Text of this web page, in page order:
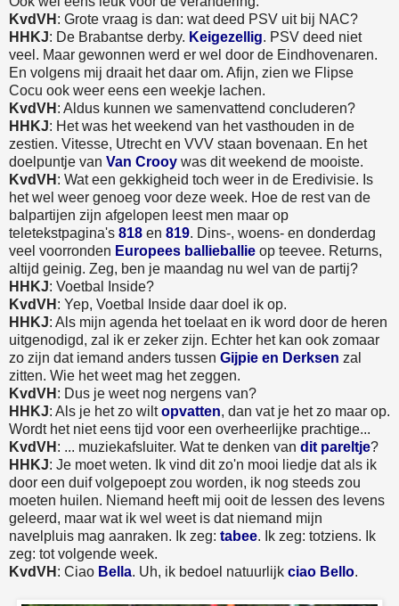
KvdVH : Grote vraag is dan: wat deed PSV uit bij NAC?
HHKJ: De Brabantse derby. Keigezellig. PSV deed niet
veel. Maar gewonnen werd er wel door de Eindhovenaren.
En volgens mij draait het daar om. Afijn, zien we Flipse
Cocu ook weer eens een weekje lachen.
KvdVH : Aldus kunnen we samenvattend concluderen?
HHKJ: Het was het weekend van het vasthouden in de
zestien. Vitesse, Utrecht en VVV staan bovenaan. En het
doelpuntje van Van Crooy was dit weekend de mooiste.
KvdVH : Wat een gekkigheid toch weer in de Eredivisie. Is
het wel weer genoeg voor deze week. Hoe de rest van de
balpartijen zijn afgelopen leest men maar op
teletekstpagina's 818 en 819. Dins-, woens- en donderdag
veel voorronden Europees ballieballie op teevee. Returns,
altijd geinig. Zeg, ben je maandag nu wel van de partij?
HHKJ: Voetbal Inside?
KvdVH : Yep, Voetbal Inside daar doel ik op.
HHKJ: Als mijn agenda het toelaat en ik word door de heren
uitgenodigd, zal ik er zeker zijn. Echter het kan ook zomaar
zo zijn dat iemand anders tussen Gijpie en Derksen zal
zitten. Wie het weet mag het zeggen.
KvdVH : Dus je weet nog nergens van?
HHKJ: Als je het zo wiltopvatten, dan vat je het zo maar op.
Wordt het niet eens tijd voor een overheerlijke prachtige...
KvdVH : ... muziekafsluiter. Wat te denken van dit pareltje?
HHKJ: Je moet weten. Ik vind dit zo'n mooi liedje dat als ik
door een duif volgepoept zou worden, ik nog steeds zou
moeten huilen. Niemand heeft mij ooit de lessen des levens
geleerd, maar wat ik wel weet is dat niemand mijn
navelpluis mag aanraken. Ik zeg: tabee. Ik zeg: totziens. Ik
zeg: tot volgende week.
KvdVH : Ciao Bella. Uh, ik bedoel natuurlijk ciao Bello.